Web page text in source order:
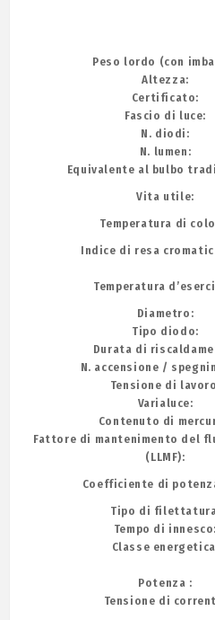
Peso lordo (con
Altezza:
Certificato:
Fascio di luce:
N. diodi:
N. lumen:
Equivalente al bulbo
Vita utile:
Temperatura di
Indice di resa
Temperatura
Diametro:
Tipo diodo:
Durata di
N. accensione /
Tensione di
Varialuce:
Contenuto di
Fattore di mantenimento del
(LLMF):
Coefficiente di
Tipo di
Tempo di innesco:
Classe
Potenza :
Tensione di